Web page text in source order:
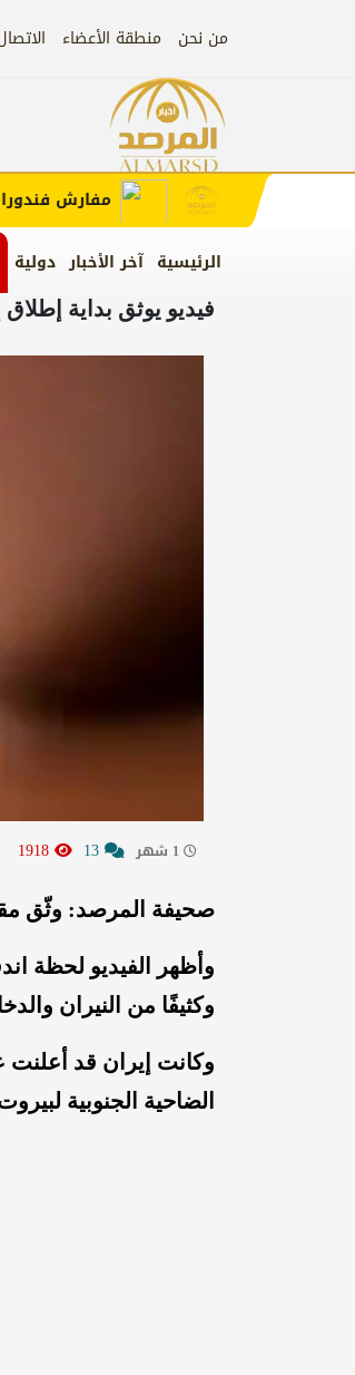
من نحن منطقة الأعضاء
الرئيسية آخر الأخبار دولية
مفارش فندورا
فيديو يوثق بداية إطلاق
صحيفة المرصد: وثّق
وأظهر الفيديو لحظة
وكثيفًا من النيران
وكانت إيران قد
الضاحية الجنوبية